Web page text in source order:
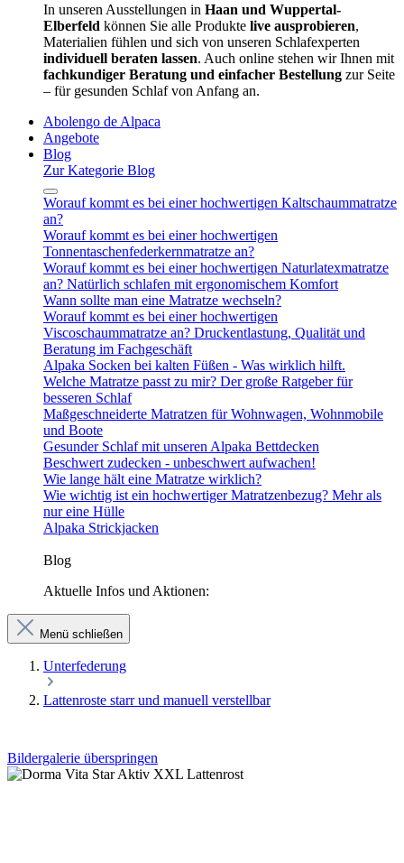
In unseren Ausstellungen in Haan und Wuppertal-
Elberfeld können Sie alle Produkte live ausprobieren,
Materialien fühlen und sich von unseren Schlafexperten
individuell beraten lassen. Auch online stehen wir Ihnen mit
fachkundiger Beratung und einfacher Bestellung zur Seite
– für gesunden Schlaf von Anfang an.
Abolengo de Alpaca
Angebote
Blog
Zur Kategorie Blog
Worauf kommt es bei einer hochwertigen Kaltschaummatratze
an?
Worauf kommt es bei einer hochwertigen
Tonnentaschenfederkernmatratze an?
Worauf kommt es bei einer hochwertigen Naturlatexmatratze
an? Natürlich schlafen mit ergonomischem Komfort
Wann sollte man eine Matratze wechseln?
Worauf kommt es bei einer hochwertigen
Viscoschaummatratze an? Druckentlastung, Qualität und
Beratung im Fachgeschäft
Alpaka Socken bei kalten Füßen - Was wirklich hilft.
Welche Matratze passt zu mir? Der große Ratgeber für
besseren Schlaf
Maßgeschneiderte Matratzen für Wohnwagen, Wohnmobile
und Boote
Gesunder Schlaf mit unseren Alpaka Bettdecken
Beschwert zudecken - unbeschwert aufwachen!
Wie lange hält eine Matratze wirklich?
Wie wichtig ist ein hochwertiger Matratzenbezug? Mehr als
nur eine Hülle
Alpaka Strickjacken
Blog
Aktuelle Infos und Aktionen:
Menü schließen
Unterfederung
Lattenroste starr und manuell verstellbar
Bildergalerie überspringen